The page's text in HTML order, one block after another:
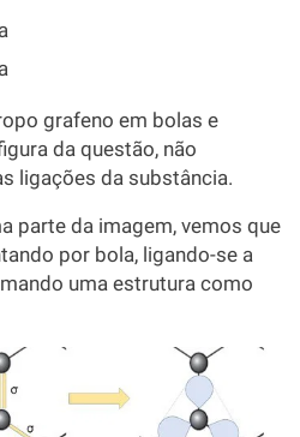
grafeno em bolas e
da questão, não
ligações da substância.
parte da imagem, vemos que
por bola, ligando-se a
uma estrutura como